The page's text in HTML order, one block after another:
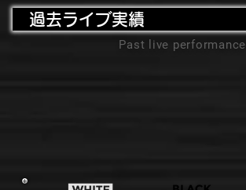
過去ライブ実績
Past live performance